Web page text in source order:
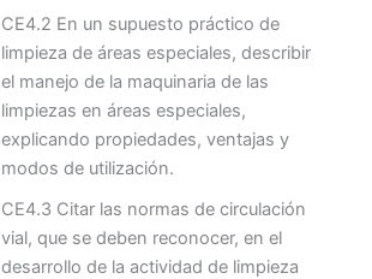
CE4.2 En un supuesto práctico de
limpieza de áreas especiales, describir
el manejo de la maquinaria de las
limpiezas en áreas especiales,
explicando propiedades, ventajas y
modos de utilización.
CE4.3 Citar las normas de circulación
vial, que se deben reconocer, en el
desarrollo de la actividad de limpieza